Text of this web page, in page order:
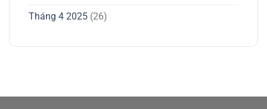
Tháng 4 2025 (26)